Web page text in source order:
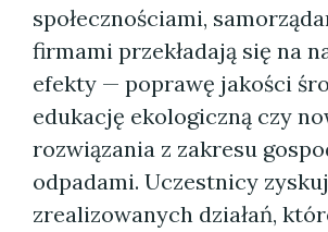
społecznościami,
firmami przekładają się na
efekty — poprawę jakości
edukację ekologiczną czy
rozwiązania z zakresu
odpadami. Uczestnicy
zrealizowanych działań,